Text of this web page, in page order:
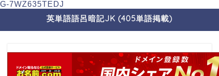
G-7WZ635TEDJ
英単語語呂暗記JK (405単語掲載)